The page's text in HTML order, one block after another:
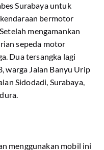
Surabaya untuk
bermotor
mengamankan
sepeda motor
Dua tersangka lagi
warga Jalan Banyu Urip
Sidodadi, Surabaya,
menggunakan mobil ini